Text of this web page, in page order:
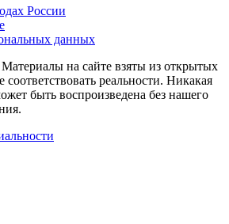
России
данных
на сайте взяты из открытых
реальности. Никакая
быть воспроизведена без нашего